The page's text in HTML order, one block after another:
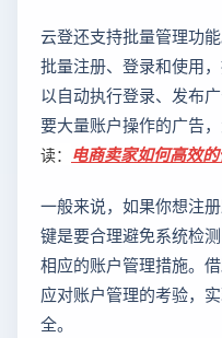
云登还支持批量管理功
批量注册、登录和使用
以自动执行登录、发布
要大量账户操作的广告
读： 电商卖家如何高效
一般来说，如果你想注
键是要合理避免系统检
相应的账户管理措施。
应对账户管理的考验，
全。